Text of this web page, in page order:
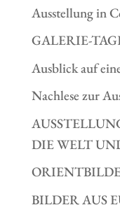
Ausstellung in
GALERIE-
Ausblick auf
Nachlese zur
DIE WELT
BILDER AUS